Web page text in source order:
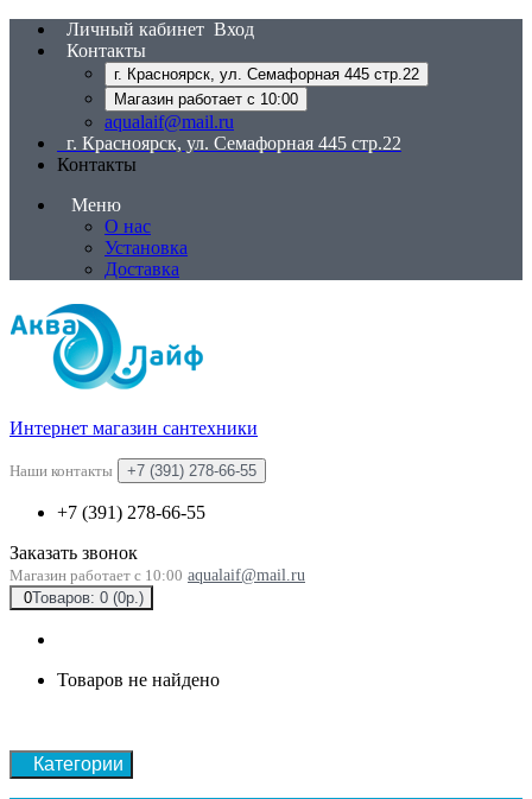
Личный кабинет Вход
Контакты
г. Красноярск, ул. Семафорная 445 стр.22
Магазин работает с 10:00
aqualaif@mail.ru
г. Красноярск, ул. Семафорная 445 стр.22
Контакты
Меню
О нас
Установка
Доставка
Интернет магазин сантехники
Наши контакты +7 (391) 278-66-55
+7 (391) 278-66-55
Заказать звонок
Магазин работает с 10:00 aqualaif@mail.ru
0Товаров: 0 (0р.)
Товаров не найдено
Категории